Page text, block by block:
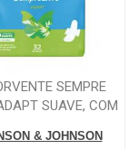
SEMPRE
SUAVE, COM
& JOHNSON